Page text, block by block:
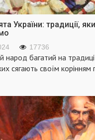
України: традиції,
17736
народ багатий на
сягають своїм корінням